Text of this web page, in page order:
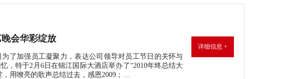
会华彩绽放
了加强员工凝聚力，表达公司领导对员工节日的关怀与
，特于2月6日在锦江国际大酒店举办了“2010年终总结大
用嘹亮的歌声总结过去，感恩2009；…
详细信息 +